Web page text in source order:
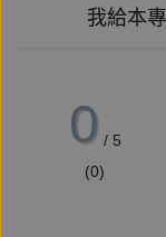
學概念與思辯
所以達摩祖師
禪宗。
我給本
0 / 5
(0)